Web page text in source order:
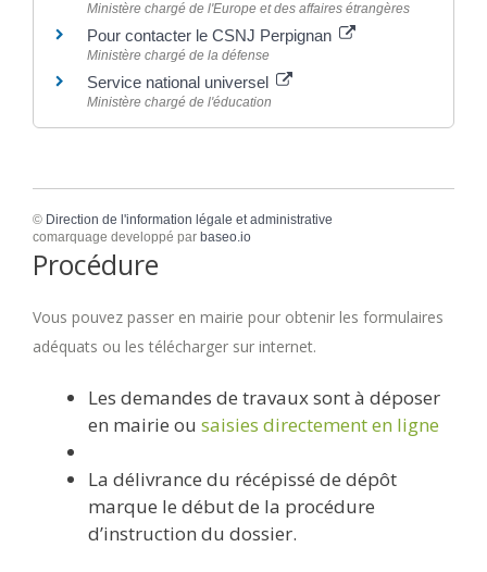
Ministère chargé de l'Europe et des affaires étrangères
Pour contacter le CSNJ Perpignan
Ministère chargé de la défense
Service national universel
Ministère chargé de l'éducation
© Direction de l'information légale et administrative
comarquage developpé par baseo.io
Procédure
Vous pouvez passer en mairie pour obtenir les formulaires
adéquats ou les télécharger sur internet.
Les demandes de travaux sont à déposer
en mairie ou saisies directement en ligne
La délivrance du récépissé de dépôt
marque le début de la procédure
d’instruction du dossier.